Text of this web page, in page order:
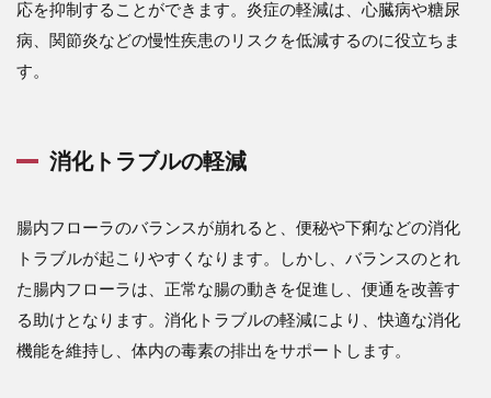
応を抑制することができます。炎症の軽減は、心臓病や糖尿
病、関節炎などの慢性疾患のリスクを低減するのに役立ちま
す。
消化トラブルの軽減
腸内フローラのバランスが崩れると、便秘や下痢などの消化
トラブルが起こりやすくなります。しかし、バランスのとれ
た腸内フローラは、正常な腸の動きを促進し、便通を改善す
る助けとなります。消化トラブルの軽減により、快適な消化
機能を維持し、体内の毒素の排出をサポートします。